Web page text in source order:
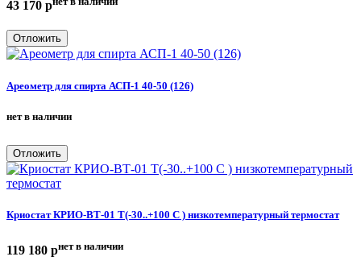
43 170 p
Отложить
Ареометр для спирта АСП-1 40-50 (126)
нет в наличии
Отложить
Криостат КРИО-ВТ-01 Т(-30..+100 С ) низкотемпературный термостат
119 180 pнет в наличии